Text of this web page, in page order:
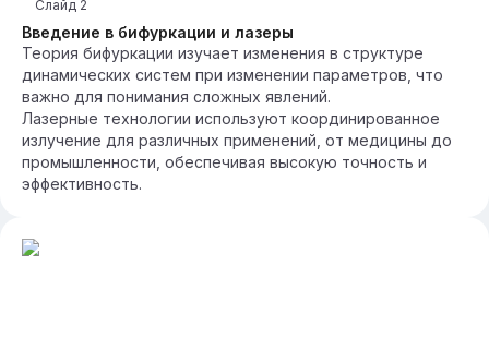
Введение в бифуркации и лазеры
Слайд 2
Теория бифуркации изучает изменения в структуре
динамических систем при изменении параметров, что
важно для понимания сложных явлений.
Лазерные технологии используют координированное
излучение для различных применений, от медицины до
промышленности, обеспечивая высокую точность и
эффективность.